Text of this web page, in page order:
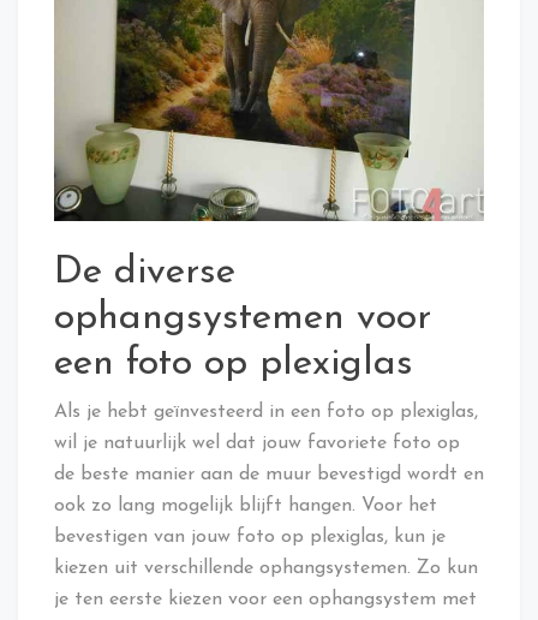
De diverse
ophangsystemen voor
een foto op plexiglas
Als je hebt geïnvesteerd in een foto op plexiglas,
wil je natuurlijk wel dat jouw favoriete foto op
de beste manier aan de muur bevestigd wordt en
ook zo lang mogelijk blijft hangen. Voor het
bevestigen van jouw foto op plexiglas, kun je
kiezen uit verschillende ophangsystemen. Zo kun
je ten eerste kiezen voor een ophangsystem met